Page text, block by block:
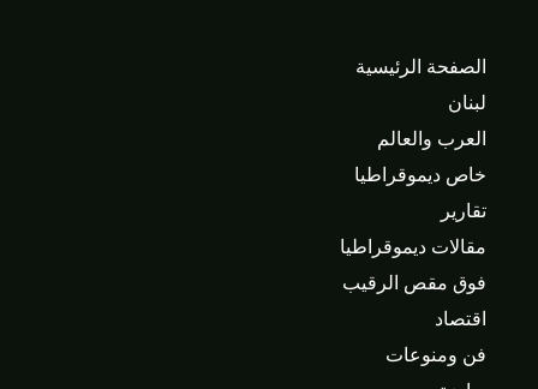
الصفحة الرئيسية
لبنان
العرب والعالم
خاص ديموقراطيا
تقارير
مقالات ديموقراطيا
فوق مقص الرقيب
اقتصاد
فن ومنوعات